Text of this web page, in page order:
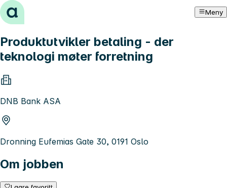
Hopp til innhold Meny
Produktutvikler betaling - der
teknologi møter forretning
DNB Bank ASA
Dronning Eufemias Gate 30, 0191 Oslo
Om jobben